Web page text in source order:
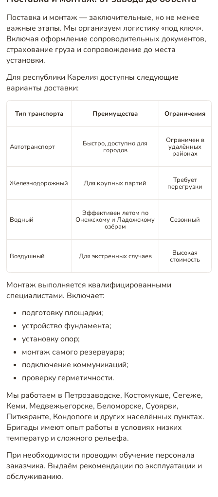
Поставка и монтаж — заключительные, но не менее
важные этапы. Мы организуем логистику «под ключ».
Включая оформление сопроводительных документов,
страхование груза и сопровождение до места
установки.
Для республики Карелия доступны следующие
варианты доставки:
Тип транспорта Преимущества Ограничения
Автотранспорт Быстро, доступно для
городов
Ограничен в
удалённых
районах
Железнодорожный Для крупных партий Требует
перегрузки
Водный
Эффективен летом по
Онежскому и Ладожскому
озёрам
Сезонный
Воздушный Для экстренных случаев Высокая
стоимость
Монтаж выполняется квалифицированными
специалистами. Включает:
подготовку площадки;
устройство фундамента;
установку опор;
монтаж самого резервуара;
подключение коммуникаций;
проверку герметичности.
Мы работаем в Петрозаводске, Костомукше, Сегеже,
Кеми, Медвежьегорске, Беломорске, Суоярви,
Питкяранте, Кондопоге и других населённых пунктах.
Бригады имеют опыт работы в условиях низких
температур и сложного рельефа.
При необходимости проводим обучение персонала
заказчика. Выдаём рекомендации по эксплуатации и
обслуживанию.